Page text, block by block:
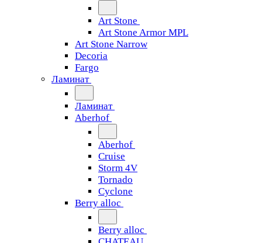
Art Stone
Art Stone Armor MPL
Art Stone Narrow
Decoria
Fargo
Ламинат
Ламинат
Aberhof
Aberhof
Cruise
Storm 4V
Tornado
Сyclone
Berry alloc
Berry alloc